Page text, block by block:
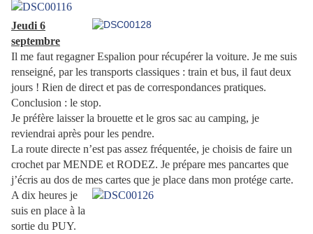
Jeudi 6
septembre
Il me faut regagner Espalion pour récupérer la voiture. Je me suis
renseigné, par les transports classiques : train et bus, il faut deux
jours ! Rien de direct et pas de correspondances pratiques.
Conclusion : le stop.
Je préfère laisser la brouette et le gros sac au camping, je
reviendrai après pour les pendre.
La route directe n’est pas assez fréquentée, je choisis de faire un
crochet par MENDE et RODEZ. Je prépare mes pancartes que
j’écris au dos de mes cartes que je place dans mon protége carte.
A dix heures je
suis en place à la
sortie du PUY.